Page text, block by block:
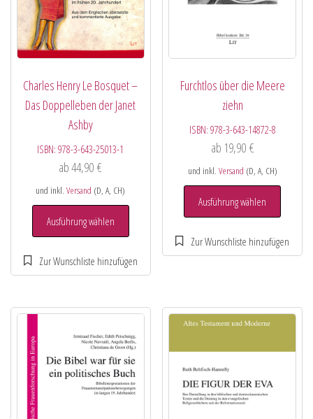
Charles Henry Le Bosquet –
Das Doppelleben der Janet
Ashby
ISBN:978-3-643-25013-1
ab44,90€
und inkl.Versand (D, A, CH)
Ausführung wählen
Furchtlos über die Meere
ziehn
ISBN: 978-3-643-14872-8
ab 19,90 €
und inkl. Versand (D, A, CH)
Ausführung wählen